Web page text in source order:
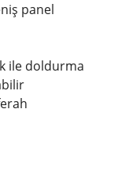
panel
ile doldurma